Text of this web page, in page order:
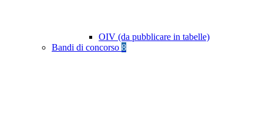
OIV (da pubblicare in tabelle)
Bandi di concorso 8